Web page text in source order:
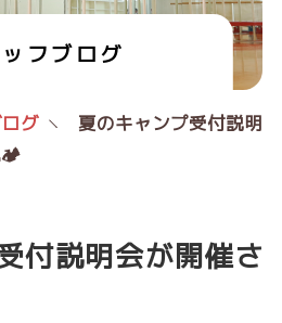
フブログ
グ
夏のキャンプ受付説明
付説明会が開催さ